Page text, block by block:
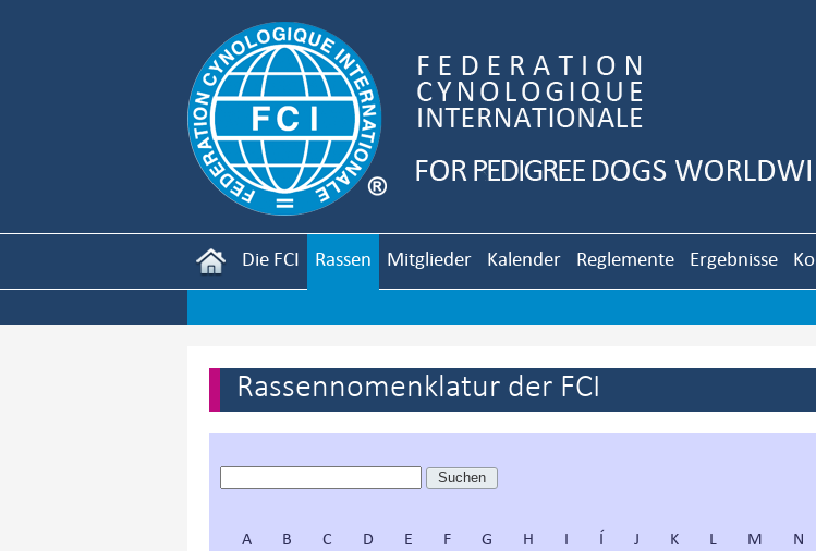
Die FCI Rassen Mitglieder Kalender Reglemente Ergebnisse
Rassennomenklatur der FCI
A B C D E F G H I Í J K L M N